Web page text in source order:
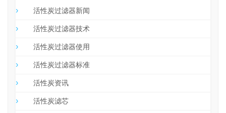
活性炭过滤器新闻
活性炭过滤器技术
活性炭过滤器使用
活性炭过滤器标准
活性炭资讯
活性炭滤芯